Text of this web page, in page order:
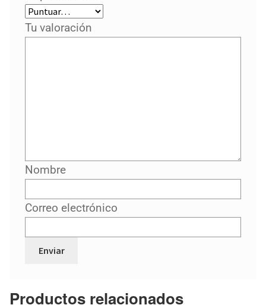
Tu valoración
Nombre
Correo electrónico
Productos relacionados